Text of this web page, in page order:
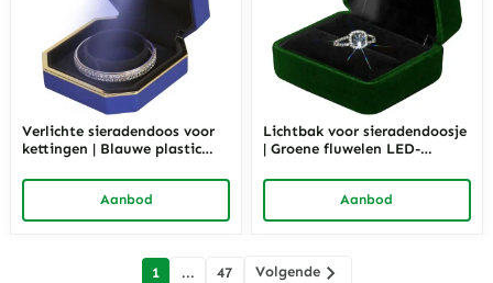
Verlichte sieradendoos voor
kettingen | Blauwe plastic
Richpack
Aanbod
Lichtbak voor sieradendoosje
| Groene fluwelen LED-
Aanbod
1 ... 47 Volgende